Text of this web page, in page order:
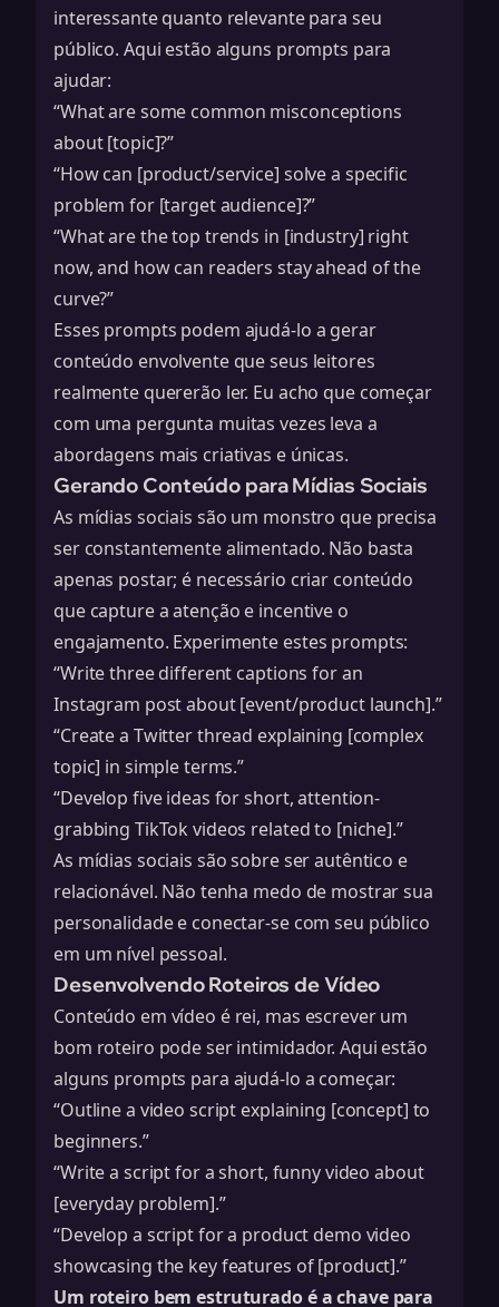
interessante quanto relevante para seu
público. Aqui estão alguns prompts para
ajudar:
“What are some common misconceptions
about [topic]?”
“How can [product/service] solve a specific
problem for [target audience]?”
“What are the top trends in [industry] right
now, and how can readers stay ahead of the
curve?”
Esses prompts podem ajudá-lo a gerar
conteúdo envolventeque seus leitores
realmente quererão ler. Eu acho que começar
com uma pergunta muitas vezes leva a
abordagens mais criativas e únicas.
Gerando Conteúdo para Mídias Sociais
As mídias sociais são um monstro que precisa
ser constantemente alimentado. Não basta
apenas postar; é necessário criar conteúdo
que capture a atenção e incentive o
engajamento. Experimente estes prompts:
“Write three different captions for an
Instagram post about [event/product launch].”
“Create a Twitter thread explaining [complex
topic] in simple terms.”
“Develop five ideas for short, attention-
grabbing TikTok videos related to [niche].”
As mídias sociais são sobre ser autêntico e
relacionável. Não tenha medo de mostrar sua
personalidade e conectar-se com seu público
em um nível pessoal.
Desenvolvendo Roteiros de Vídeo
Conteúdo em vídeo é rei, mas escrever um
bom roteiro pode ser intimidador. Aqui estão
alguns prompts para ajudá-lo a começar:
“Outline a video script explaining [concept] to
beginners.”
“Write a script for a short, funny video about
[everyday problem].”
“Develop a script for a product demo video
showcasing the key features of [product].”
Um roteiro bem estruturado é a chave para